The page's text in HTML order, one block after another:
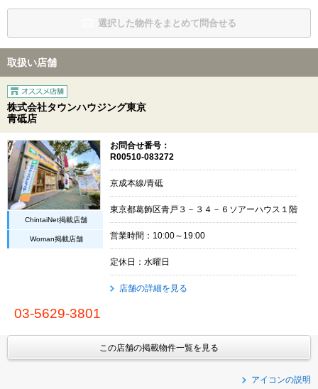
選択した物件をまとめて問合せる
取扱い店舗
株式会社タウンハウジング東京
青砥店
ChintaiNet掲載店舗
Woman掲載店舗
お問合せ番号：
R00510-083272
京成本線/青砥
東京都葛飾区青戸３－３４－６ソアーハウス１階
営業時間：10:00～19:00
定休日：水曜日
店舗の詳細を見る
03-5629-3801
この店舗の掲載物件一覧を見る
アイコンの説明